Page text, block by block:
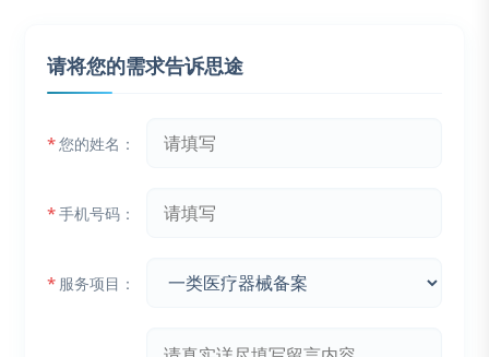
请将您的需求告诉思途
*您的姓名：
*手机号码：
* 服务项目：